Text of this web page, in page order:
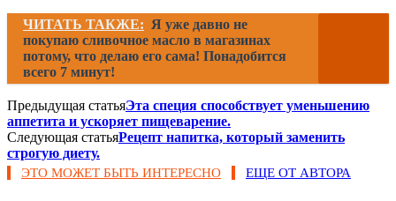
ЧИТАТЬ ТАКЖЕ: Я уже давно не
покупаю сливочное масло в магазинах
потому, что делаю его сама! Понадобится
всего 7 минут!
Предыдущая статьяЭта специя способствует уменьшению
аппетита и ускоряет пищеварение.
Следующая статьяРецепт напитка, который заменить
строгую диету.
ЭТО МОЖЕТ БЫТЬ ИНТЕРЕСНО ЕЩЕ ОТ АВТОРА